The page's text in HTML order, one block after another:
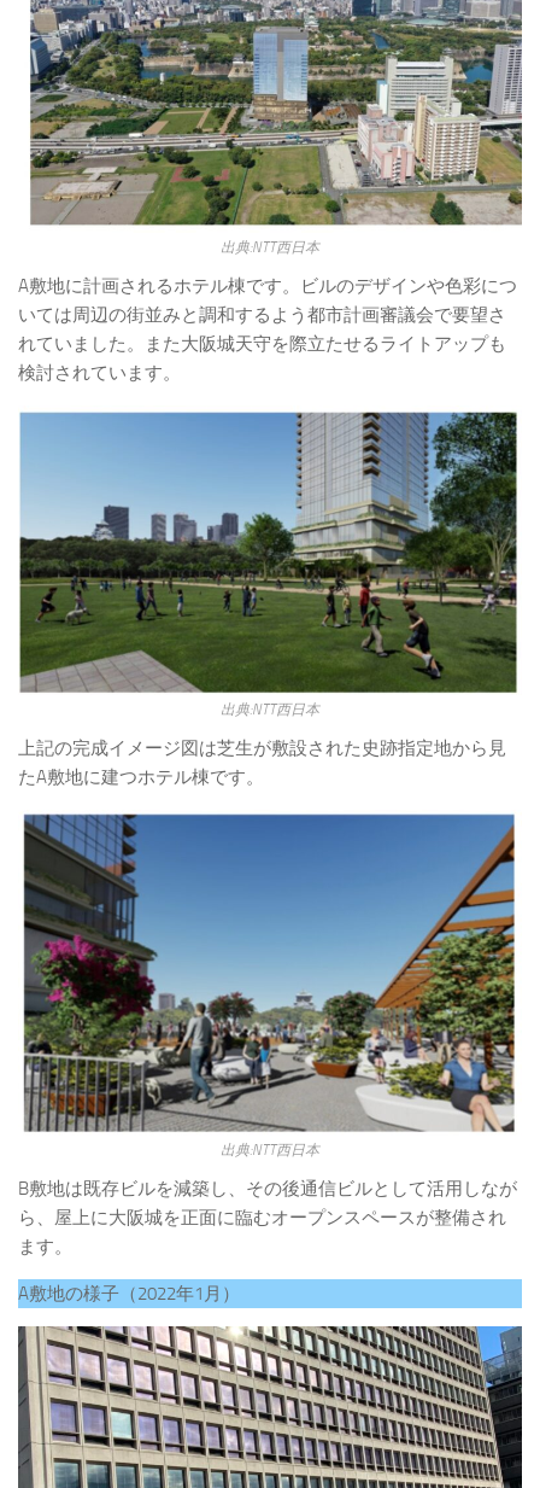
出典:NTT西日本
A敷地に計画されるホテル棟です。ビルのデザインや色彩につ
いては周辺の街並みと調和するよう都市計画審議会で要望さ
れていました。また大阪城天守を際立たせるライトアップも
検討されています。
出典:NTT西日本
上記の完成イメージ図は芝生が敷設された史跡指定地から見
たA敷地に建つホテル棟です。
出典:NTT西日本
B敷地は既存ビルを減築し、その後通信ビルとして活用しなが
ら、屋上に大阪城を正面に臨むオープンスペースが整備され
ます。
A敷地の様子（2022年1月）